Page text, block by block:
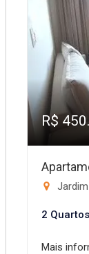
R$
2 Quartos
Mais